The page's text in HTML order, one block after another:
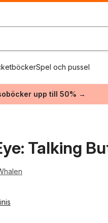
Spel och pussel
upp till 50% →
Talking